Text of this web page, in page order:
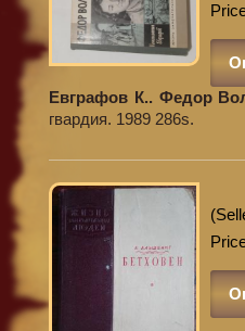
Евграфов К.. Федор
гвардия. 1989 286s.